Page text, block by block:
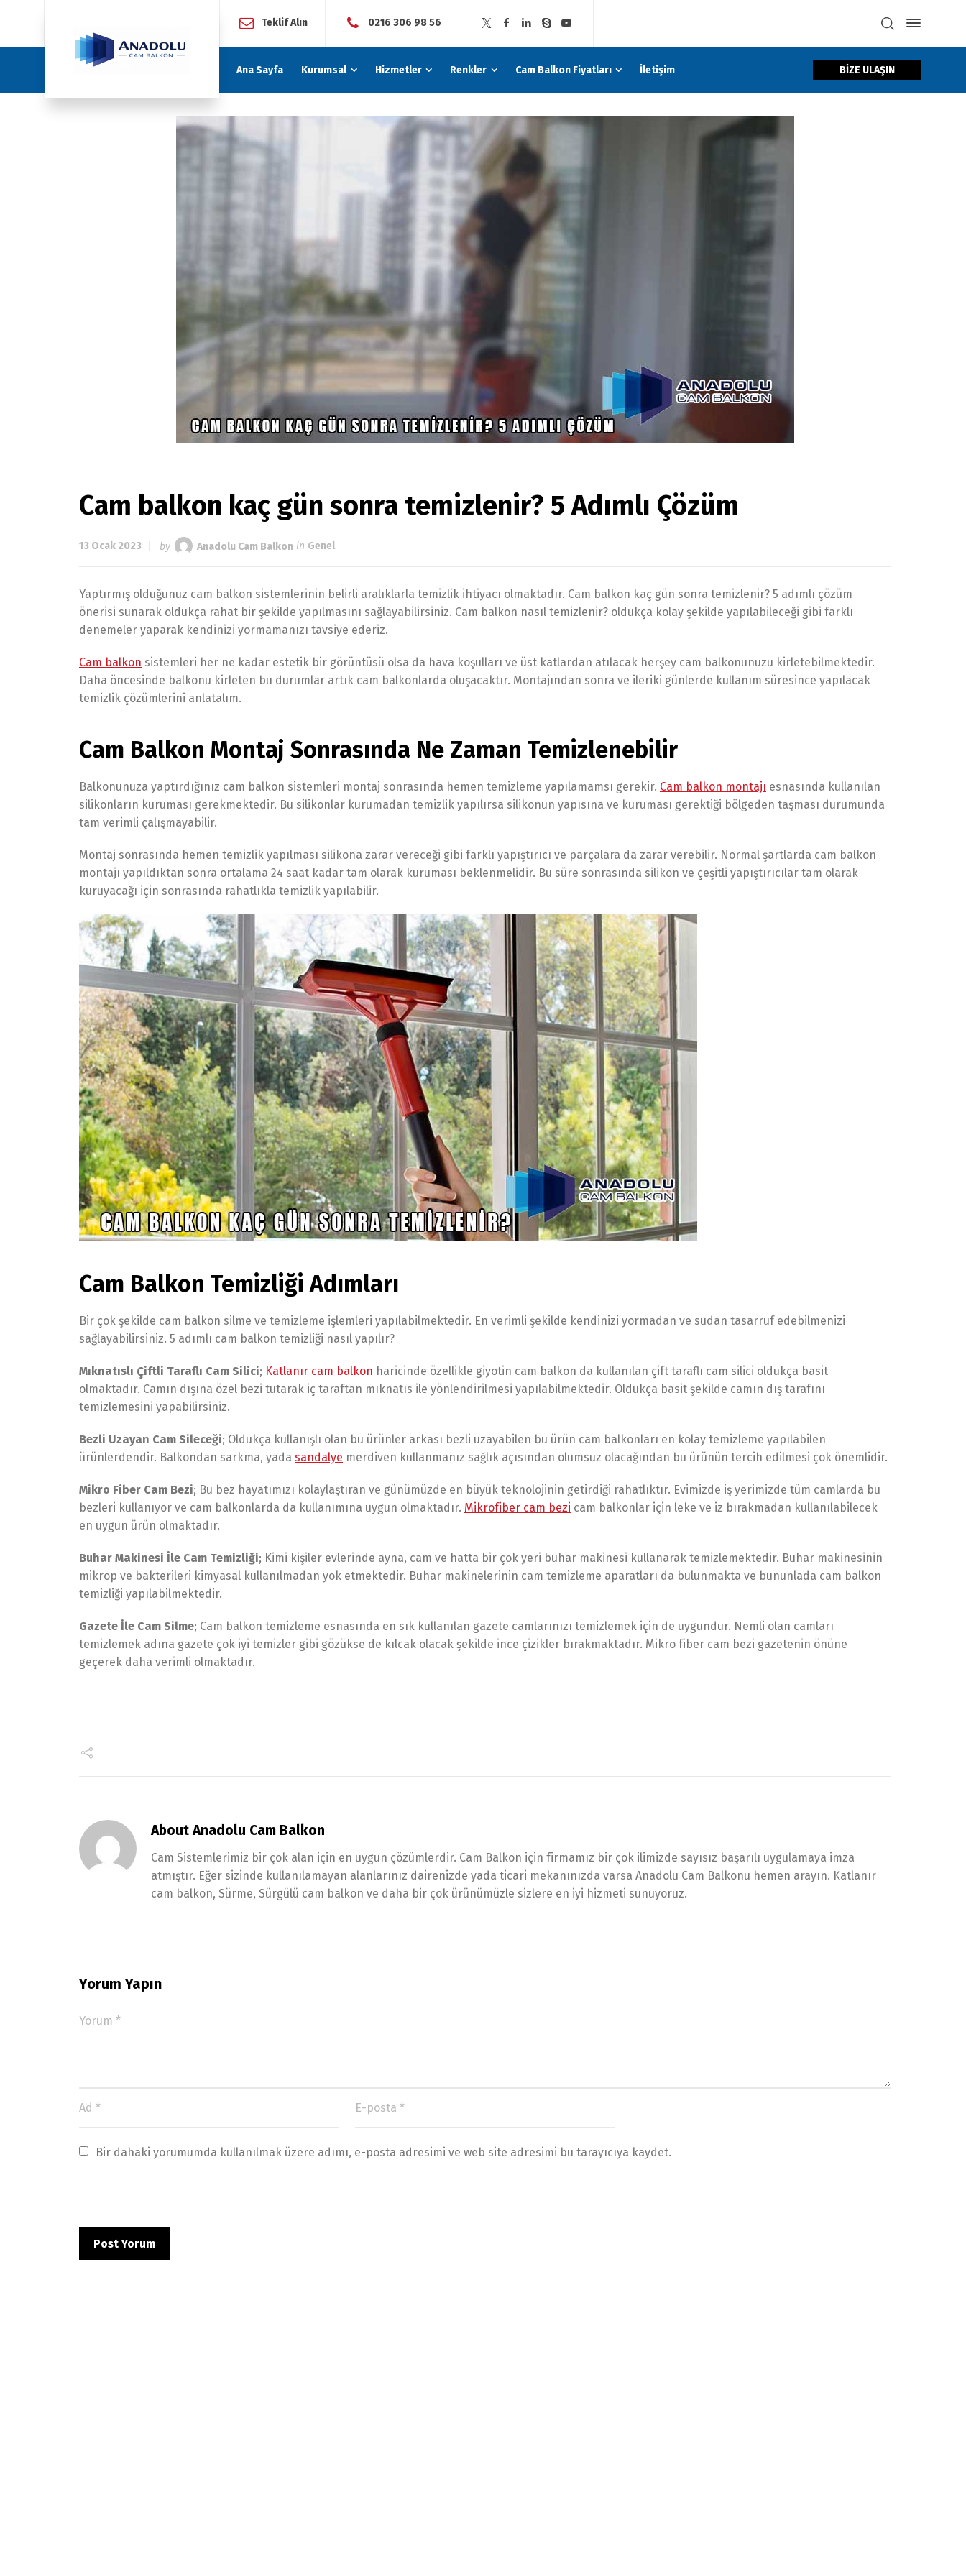
Teklif Alın 0216 306 98 56
Ana Sayfa Kurumsal Hizmetler Renkler Cam Balkon Fiyatları İletişim BİZE ULAŞIN
Cam balkon kaç gün sonra temizlenir? 5 Adımlı Çözüm
13 Ocak 2023 by Anadolu Cam Balkon in Genel
Yaptırmış olduğunuz cam balkon sistemlerinin belirli aralıklarla temizlik ihtiyacı olmaktadır. Cam balkon kaç gün sonra temizlenir? 5 adımlı çözüm
önerisi sunarak oldukça rahat bir şekilde yapılmasını sağlayabilirsiniz. Cam balkon nasıl temizlenir? oldukça kolay şekilde yapılabileceği gibi farklı
denemeler yaparak kendinizi yormamanızı tavsiye ederiz.
Cam balkon sistemleri her ne kadar estetik bir görüntüsü olsa da hava koşulları ve üst katlardan atılacak herşey cam balkonunuzu kirletebilmektedir.
Daha öncesinde balkonu kirleten bu durumlar artık cam balkonlarda oluşacaktır. Montajından sonra ve ileriki günlerde kullanım süresince yapılacak
temizlik çözümlerini anlatalım.
Cam Balkon Montaj Sonrasında Ne Zaman Temizlenebilir
Balkonunuza yaptırdığınız cam balkon sistemleri montaj sonrasında hemen temizleme yapılamamsı gerekir. Cam balkon montajı esnasında kullanılan
silikonların kuruması gerekmektedir. Bu silikonlar kurumadan temizlik yapılırsa silikonun yapısına ve kuruması gerektiği bölgeden taşması durumunda
tam verimli çalışmayabilir.
Montaj sonrasında hemen temizlik yapılması silikona zarar vereceği gibi farklı yapıştırıcı ve parçalara da zarar verebilir. Normal şartlarda cam balkon
montajı yapıldıktan sonra ortalama 24 saat kadar tam olarak kuruması beklenmelidir. Bu süre sonrasında silikon ve çeşitli yapıştırıcılar tam olarak
kuruyacağı için sonrasında rahatlıkla temizlik yapılabilir.
Cam Balkon Temizliği Adımları
Bir çok şekilde cam balkon silme ve temizleme işlemleri yapılabilmektedir. En verimli şekilde kendinizi yormadan ve sudan tasarruf edebilmenizi
sağlayabilirsiniz. 5 adımlı cam balkon temizliği nasıl yapılır?
Mıknatıslı Çiftli Taraflı Cam Silici; Katlanır cam balkon haricinde özellikle giyotin cam balkon da kullanılan çift taraflı cam silici oldukça basit
olmaktadır. Camın dışına özel bezi tutarak iç taraftan mıknatıs ile yönlendirilmesi yapılabilmektedir. Oldukça basit şekilde camın dış tarafını
temizlemesini yapabilirsiniz.
Bezli Uzayan Cam Sileceği; Oldukça kullanışlı olan bu ürünler arkası bezli uzayabilen bu ürün cam balkonları en kolay temizleme yapılabilen
ürünlerdendir. Balkondan sarkma, yada sandalye merdiven kullanmanız sağlık açısından olumsuz olacağından bu ürünün tercih edilmesi çok önemlidir.
Mikro Fiber Cam Bezi; Bu bez hayatımızı kolaylaştıran ve günümüzde en büyük teknolojinin getirdiği rahatlıktır. Evimizde iş yerimizde tüm camlarda bu
bezleri kullanıyor ve cam balkonlarda da kullanımına uygun olmaktadır. Mikrofiber cam bezi cam balkonlar için leke ve iz bırakmadan kullanılabilecek
en uygun ürün olmaktadır.
Buhar Makinesi İle Cam Temizliği; Kimi kişiler evlerinde ayna, cam ve hatta bir çok yeri buhar makinesi kullanarak temizlemektedir. Buhar makinesinin
mikrop ve bakterileri kimyasal kullanılmadan yok etmektedir. Buhar makinelerinin cam temizleme aparatları da bulunmakta ve bununlada cam balkon
temizliği yapılabilmektedir.
Gazete İle Cam Silme; Cam balkon temizleme esnasında en sık kullanılan gazete camlarınızı temizlemek için de uygundur. Nemli olan camları
temizlemek adına gazete çok iyi temizler gibi gözükse de kılcak olacak şekilde ince çizikler bırakmaktadır. Mikro fiber cam bezi gazetenin önüne
geçerek daha verimli olmaktadır.
About Anadolu Cam Balkon
Cam Sistemlerimiz bir çok alan için en uygun çözümlerdir. Cam Balkon için firmamız bir çok ilimizde sayısız başarılı uygulamaya imza
atmıştır. Eğer sizinde kullanılamayan alanlarınız dairenizde yada ticari mekanınızda varsa Anadolu Cam Balkonu hemen arayın. Katlanır
cam balkon, Sürme, Sürgülü cam balkon ve daha bir çok ürünümüzle sizlere en iyi hizmeti sunuyoruz.
Yorum Yapın
Bir dahaki yorumumda kullanılmak üzere adımı, e-posta adresimi ve web site adresimi bu tarayıcıya kaydet.